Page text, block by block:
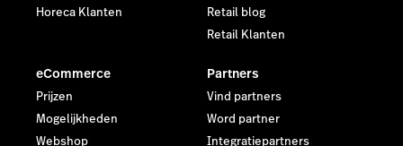
Horeca Klanten
Retail blog
Retail Klanten
eCommerce
Prijzen
Mogelijkheden
Webshop
Partners
Vind partners
Word partner
Integratiepartners